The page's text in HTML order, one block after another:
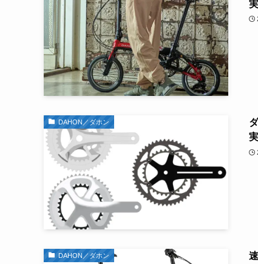
DAHON／ダホン
DAHON／ダホン